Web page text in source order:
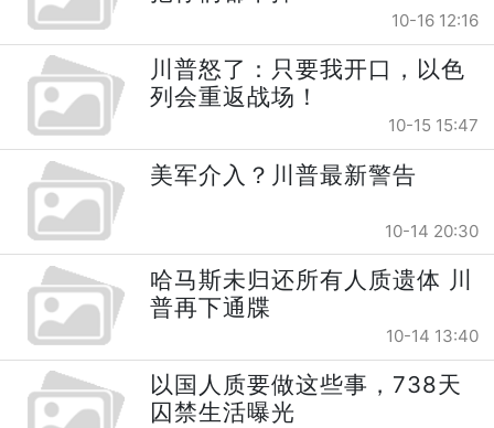
10-16 12:16
川普怒了：只要我开口，以色
列会重返战场！
10-15 15:47
美军介入？川普最新警告
10-14 20:30
哈马斯未归还所有人质遗体 川
普再下通牒
10-14 13:40
以国人质要做这些事，738天
囚禁生活曝光